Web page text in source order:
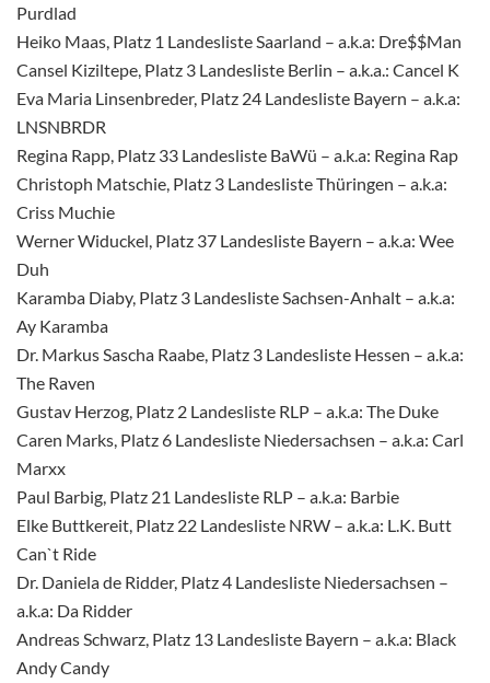
Purdlad
Heiko Maas, Platz 1 Landesliste Saarland – a.k.a: Dre$$Man
Cansel Kiziltepe, Platz 3 Landesliste Berlin – a.k.a.: Cancel K
Eva Maria Linsenbreder, Platz 24 Landesliste Bayern – a.k.a:
LNSNBRDR
Regina Rapp, Platz 33 Landesliste BaWü – a.k.a: Regina Rap
Christoph Matschie, Platz 3 Landesliste Thüringen – a.k.a:
Criss Muchie
Werner Widuckel, Platz 37 Landesliste Bayern – a.k.a: Wee
Duh
Karamba Diaby, Platz 3 Landesliste Sachsen-Anhalt – a.k.a:
Ay Karamba
Dr. Markus Sascha Raabe, Platz 3 Landesliste Hessen – a.k.a:
The Raven
Gustav Herzog, Platz 2 Landesliste RLP – a.k.a: The Duke
Caren Marks, Platz 6 Landesliste Niedersachsen – a.k.a: Carl
Marxx
Paul Barbig, Platz 21 Landesliste RLP – a.k.a: Barbie
Elke Buttkereit, Platz 22 Landesliste NRW – a.k.a: L.K. Butt
Can`t Ride
Dr. Daniela de Ridder, Platz 4 Landesliste Niedersachsen –
a.k.a: Da Ridder
Andreas Schwarz, Platz 13 Landesliste Bayern – a.k.a: Black
Andy Candy